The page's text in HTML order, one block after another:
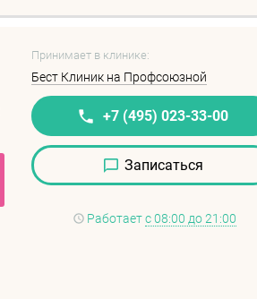
Принимает в клинике:
Бест Клиник на Профсоюзной
+7 (495) 023-33-00
Записаться
Работаетс 08:00 до 21:00